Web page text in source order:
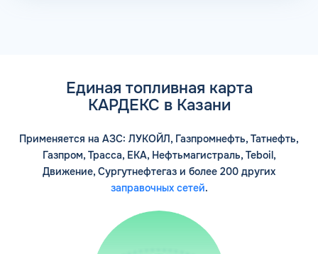
Единая топливная карта
КАРДЕКС в Казани
Применяется на АЗС: ЛУКОЙЛ, Газпромнефть, Татнефть,
Газпром, Трасса, ЕКА, Нефтьмагистраль, Teboil,
Движение, Сургутнефтегаз и более 200 других
заправочных сетей.